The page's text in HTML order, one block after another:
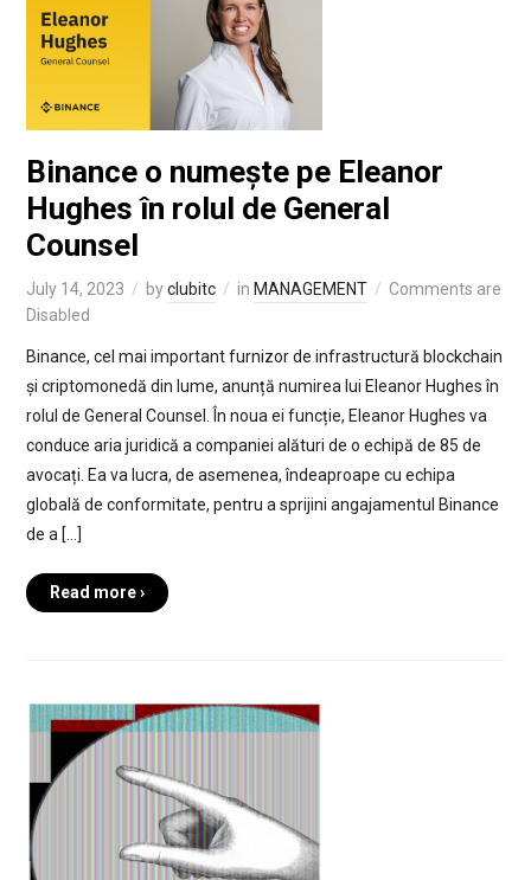
Binance o numește pe Eleanor
Hughes în rolul de General
Counsel
July 14, 2023 byclubitc in MANAGEMENT
Comments are
Disabled
Binance, cel mai important furnizor de infrastructură blockchain
și criptomonedă din lume, anunță numirea lui Eleanor Hughes în
rolul de General Counsel. În noua ei funcție, Eleanor Hughes va
conduce aria juridică a companiei alături de o echipă de 85 de
avocați. Ea va lucra, de asemenea, îndeaproape cu echipa
globală de conformitate, pentru a sprijini angajamentul Binance
de a […]
Read more ›